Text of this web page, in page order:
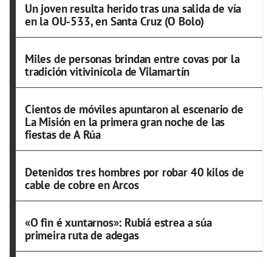
Un joven resulta herido tras una salida de vía
en la OU-533, en Santa Cruz (O Bolo)
Miles de personas brindan entre covas por la
tradición vitivinícola de Vilamartín
Cientos de móviles apuntaron al escenario de
La Misión en la primera gran noche de las
fiestas de A Rúa
Detenidos tres hombres por robar 40 kilos de
cable de cobre en Arcos
«O fin é xuntarnos»: Rubiá estrea a súa
primeira ruta de adegas